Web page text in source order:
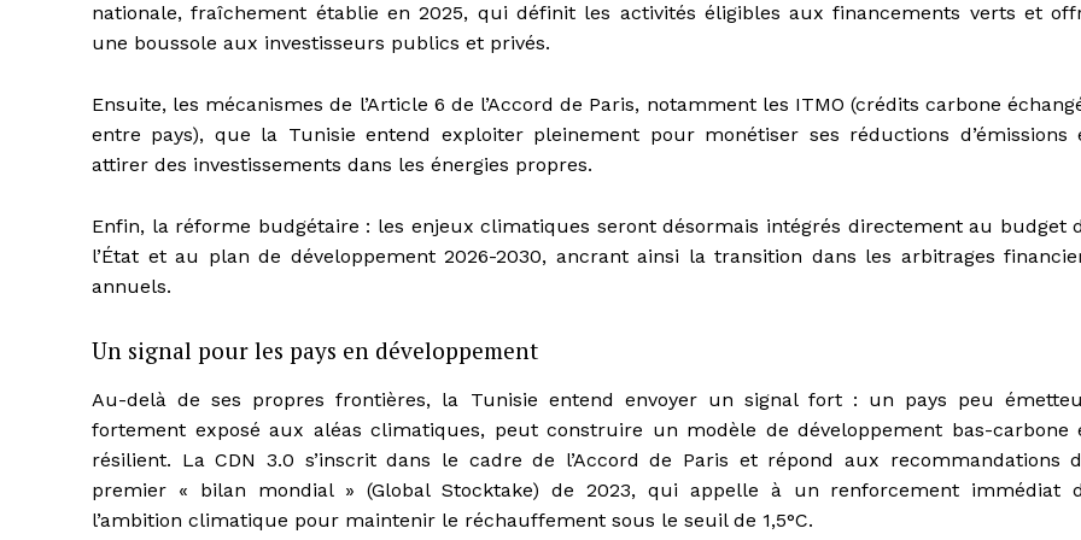
nationale, fraîchement établie en 2025, qui définit les activités éligibles aux financements verts et
une boussole aux investisseurs publics et privés.
Ensuite, les mécanismes de l’Article 6 de l’Accord de Paris, notamment les ITMO (crédits carbone
entre pays), que la Tunisie entend exploiter pleinement pour monétiser ses réductions d’émissions
attirer des investissements dans les énergies propres.
Enfin, la réforme budgétaire : les enjeux climatiques seront désormais intégrés directement au budget
l’État et au plan de développement 2026-2030, ancrant ainsi la transition dans les arbitrages
annuels.
Un signal pour les pays en développement
Au-delà de ses propres frontières, la Tunisie entend envoyer un signal fort : un pays peu
fortement exposé aux aléas climatiques, peut construire un modèle de développement bas-carbone
résilient. La CDN 3.0 s’inscrit dans le cadre de l’Accord de Paris et répond aux recommandations
premier « bilan mondial » (Global Stocktake) de 2023, qui appelle à un renforcement immédiat
l’ambition climatique pour maintenir le réchauffement sous le seuil de 1,5°C.